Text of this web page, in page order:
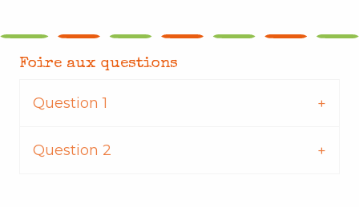
Foire aux questions
Question 1
Question 2